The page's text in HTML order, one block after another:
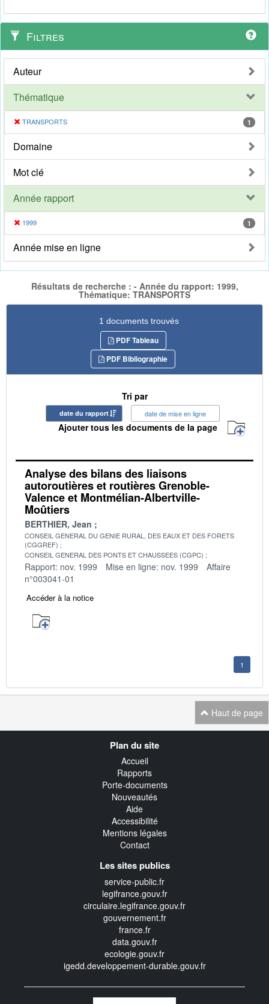
Filtres
Auteur
Thématique
TRANSPORTS 1
Domaine
Mot clé
Année rapport
1999 1
Année mise en ligne
Résultats de recherche : - Année du rapport: 1999,
Thématique: TRANSPORTS
1 documents trouvés
PDF Tableau
PDF Bibliographie
Tri par
date du rapport date de mise en ligne
Ajouter tous les documents de la page
Analyse des bilans des liaisons
autoroutières et routières Grenoble-
Valence et Montmélian-Albertville-
Moûtiers
BERTHIER, Jean
CONSEIL GENERAL DU GENIE RURAL, DES EAUX ET DES FORETS
(CGGREF)
CONSEIL GENERAL DES PONTS ET CHAUSSEES (CGPC)
Rapport: nov. 1999 Mise en ligne: nov. 1999
Affaire
n°003041-01
Accéder à la notice
1
Haut de page
Plan du site
Accueil
Rapports
Porte-documents
Nouveautés
Aide
Accessibilité
Mentions légales
Contact
Les sites publics
service-public.fr
legifrance.gouv.fr
circulaire.legifrance.gouv.fr
gouvernement.fr
france.fr
data.gouv.fr
ecologie.gouv.fr
igedd.developpement-durable.gouv.fr